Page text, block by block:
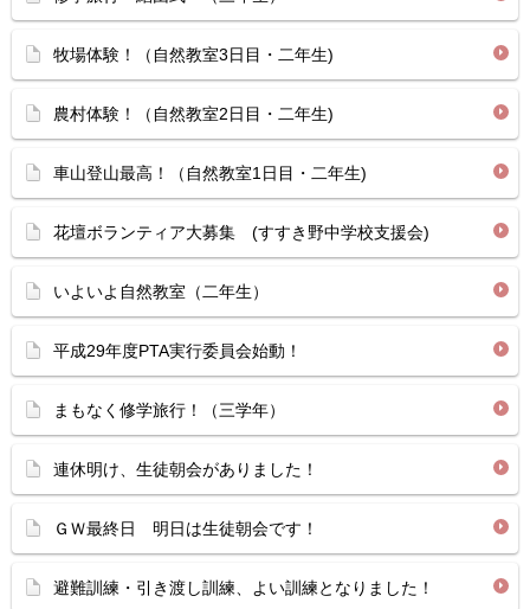
牧場体験！（自然教室3日目・二年生)
農村体験！（自然教室2日目・二年生)
車山登山最高！（自然教室1日目・二年生)
花壇ボランティア大募集 (すすき野中学校支援会)
いよいよ自然教室（二年生）
平成29年度PTA実行委員会始動！
まもなく修学旅行！（三学年）
連休明け、生徒朝会がありました！
ＧＷ最終日 明日は生徒朝会です！
避難訓練・引き渡し訓練、よい訓練となりました！